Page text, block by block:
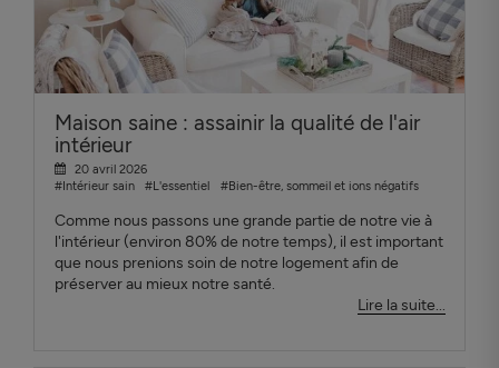
Maison saine : assainir la qualité de l'air
intérieur
20 avril 2026
#Intérieur sain
#L'essentiel #Bien-être, sommeil et ions négatifs
Comme nous passons une grande partie de notre vie à
l'intérieur (environ 80% de notre temps), il est important
que nous prenions soin de notre logement afin de
préserver au mieux notre santé.
Lire la suite...